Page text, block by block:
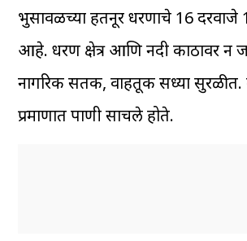
भुसावळच्या हतनूर धरणाचे 16 दरवाजे
आहे. धरण क्षेत्र आणि नदी काठावर न
नागरिक सतर्क, वाहतूक सध्या
प्रमाणात पाणी साचले होते.